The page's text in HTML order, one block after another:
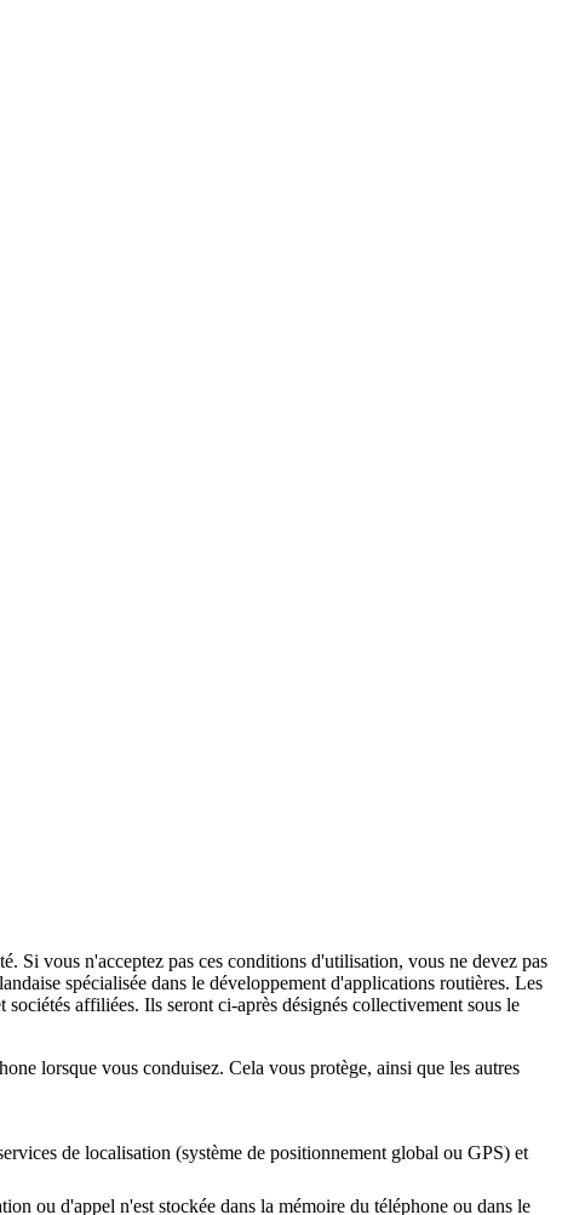
Si vous n'acceptez pas ces conditions d'utilisation, vous ne devez pas
spécialisée dans le développement d'applications routières. Les
affiliées. Ils seront ci-après désignés collectivement sous le
lorsque vous conduisez. Cela vous protège, ainsi que les autres
de localisation (système de positionnement global ou GPS) et
ou d'appel n'est stockée dans la mémoire du téléphone ou dans le